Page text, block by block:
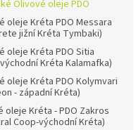
Olivové oleje PDO
oleje Kréta PDO Messara
jižní Kréta Tymbaki)
oleje Kréta PDO Sitia
Kréta Kalamafka)
oleje Kréta PDO Kolymvari
- západní Kréta)
oleje Kréta - PDO Zakros
Coop-východní Kréta)